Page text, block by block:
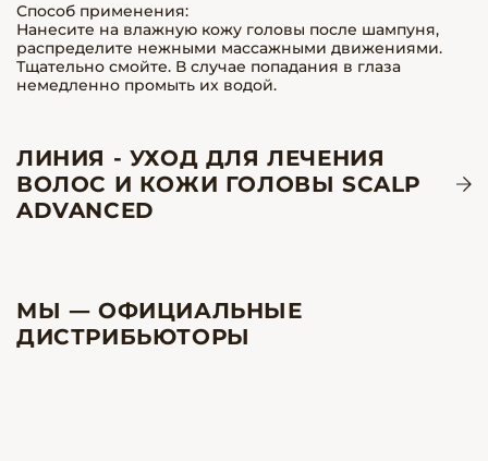
Способ применения:
Нанесите на влажную кожу головы после шампуня,
распределите нежными массажными движениями.
Тщательно смойте. В случае попадания в глаза
немедленно промыть их водой.
ЛИНИЯ - УХОД ДЛЯ ЛЕЧЕНИЯ
ВОЛОС И КОЖИ ГОЛОВЫ SCALP
ADVANCED
МЫ — ОФИЦИАЛЬНЫЕ
ДИСТРИБЬЮТОРЫ